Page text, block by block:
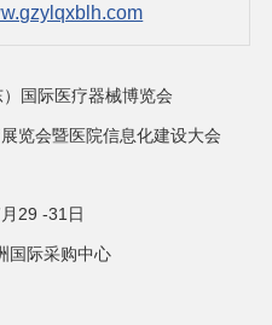
）国际医疗器械博览会
览会暨医院信息化建设大会
月29 -31 日
国际采购中心